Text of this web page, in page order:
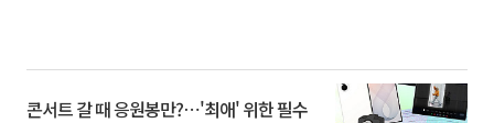
콘서트 갈 때 응원봉만?⋯'최애' 위한 필수